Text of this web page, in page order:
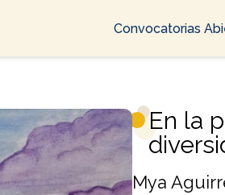
Convocatorias
En la
Mya